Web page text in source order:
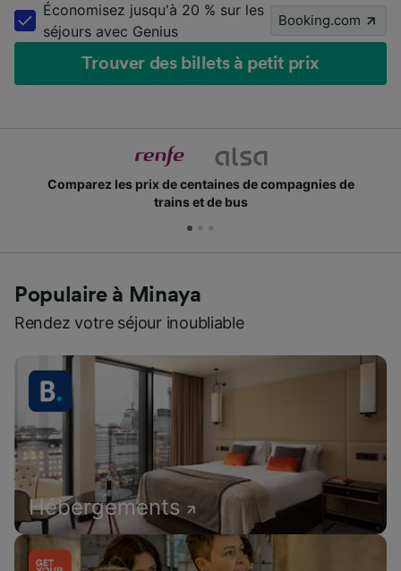
Économisez jusqu'à 20 % sur les
séjours avec Genius
Booking.com
Trouver des billets à petit prix
Comparez les prix de centaines de compagnies de
trains et de bus
Populaire à Minaya
Rendez votre séjour inoubliable
Hébergements